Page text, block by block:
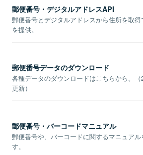
郵便番号・デジタルアドレスAPI
郵便番号とデジタルアドレスから住所を取
を提供。
郵便番号データのダウンロード
各種データのダウンロードはこちらから。（
更新）
郵便番号・バーコードマニュアル
郵便番号や、バーコードに関するマニュアル
す。